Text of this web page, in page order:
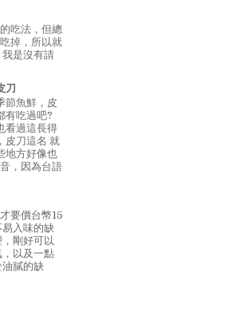
吃法，但總
掉，所以就
是沒有請
刀
節魚鮮，皮
有吃過吧?
看過這長得
皮刀這名 就
地方好像也
，因為台語
要價台幣15
入味的缺
剛好可以
以及一點
膩的缺